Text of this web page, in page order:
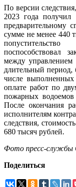
По версии
2023 года получил
предварительному
сумме не менее 440
поспособствовал
между
длительный период,
числе
оплате работ по
пожарных
После окончания
исполнителям
следствия,
680 тысяч рублей.
Фото пресс-службы
Поделиться